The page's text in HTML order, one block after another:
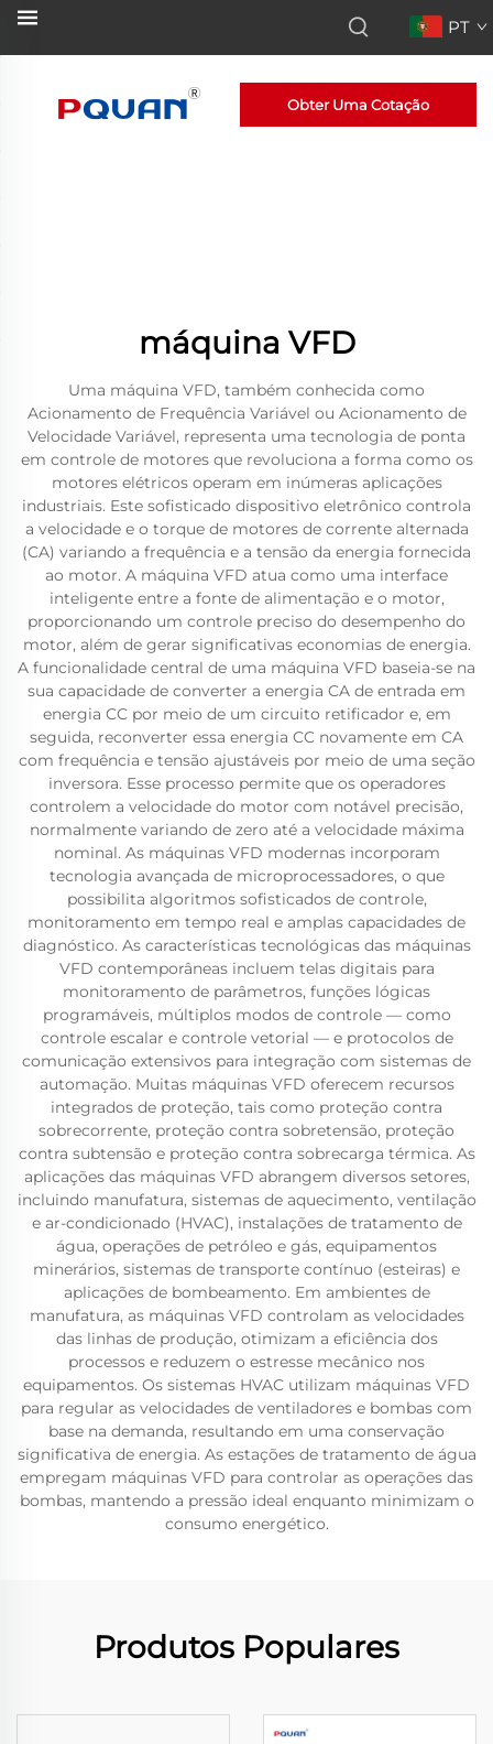
PT
Obter Uma Cotação
máquina VFD
Uma máquina VFD, também conhecida como
Acionamento de Frequência Variável ou Acionamento de
Velocidade Variável, representa uma tecnologia de ponta
em controle de motores que revoluciona a forma como os
motores elétricos operam em inúmeras aplicações
industriais. Este sofisticado dispositivo eletrônico controla
a velocidade e o torque de motores de corrente alternada
(CA) variando a frequência e a tensão da energia fornecida
ao motor. A máquina VFD atua como uma interface
inteligente entre a fonte de alimentação e o motor,
proporcionando um controle preciso do desempenho do
motor, além de gerar significativas economias de energia.
A funcionalidade central de uma máquina VFD baseia-se na
sua capacidade de converter a energia CA de entrada em
energia CC por meio de um circuito retificador e, em
seguida, reconverter essa energia CC novamente em CA
com frequência e tensão ajustáveis por meio de uma seção
inversora. Esse processo permite que os operadores
controlem a velocidade do motor com notável precisão,
normalmente variando de zero até a velocidade máxima
nominal. As máquinas VFD modernas incorporam
tecnologia avançada de microprocessadores, o que
possibilita algoritmos sofisticados de controle,
monitoramento em tempo real e amplas capacidades de
diagnóstico. As características tecnológicas das máquinas
VFD contemporâneas incluem telas digitais para
monitoramento de parâmetros, funções lógicas
programáveis, múltiplos modos de controle — como
controle escalar e controle vetorial — e protocolos de
comunicação extensivos para integração com sistemas de
automação. Muitas máquinas VFD oferecem recursos
integrados de proteção, tais como proteção contra
sobrecorrente, proteção contra sobretensão, proteção
contra subtensão e proteção contra sobrecarga térmica. As
aplicações das máquinas VFD abrangem diversos setores,
incluindo manufatura, sistemas de aquecimento, ventilação
e ar-condicionado (HVAC), instalações de tratamento de
água, operações de petróleo e gás, equipamentos
minerários, sistemas de transporte contínuo (esteiras) e
aplicações de bombeamento. Em ambientes de
manufatura, as máquinas VFD controlam as velocidades
das linhas de produção, otimizam a eficiência dos
processos e reduzem o estresse mecânico nos
equipamentos. Os sistemas HVAC utilizam máquinas VFD
para regular as velocidades de ventiladores e bombas com
base na demanda, resultando em uma conservação
significativa de energia. As estações de tratamento de água
empregam máquinas VFD para controlar as operações das
bombas, mantendo a pressão ideal enquanto minimizam o
consumo energético.
Produtos Populares